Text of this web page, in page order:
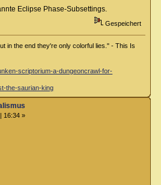
Eclipse Phase-Subsettings.
Gespeichert
in the end they're only colorful lies." - This Is
scriptorium-a-dungeoncrawl-for-
the-saurian-king
16:34 »